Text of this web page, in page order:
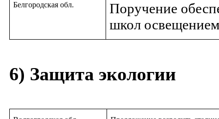
Белгородская обл.
Поручение
школ
6) Защита экологии